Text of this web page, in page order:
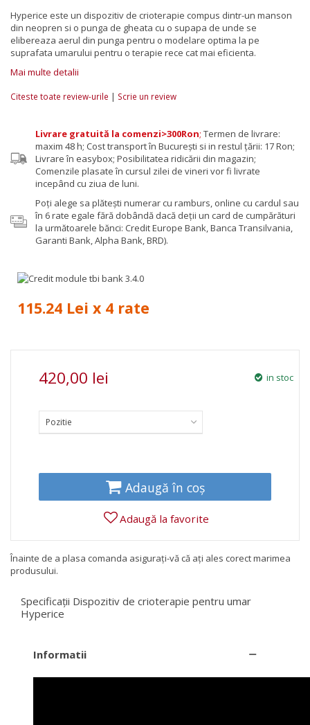
Hyperice este un dispozitiv de crioterapie compus dintr-un manson
din neopren si o punga de gheata cu o supapa de unde se
elibereaza aerul din punga pentru o modelare optima la pe
suprafata umarului pentru o terapie rece cat mai eficienta.
Mai multe detalii
Citeste toate review-urile | Scrie un review
Livrare gratuită la comenzi>300Ron; Termen de livrare:
maxim 48 h; Cost transport în București si in restul țării: 17 Ron;
Livrare în easybox; Posibilitatea ridicării din magazin;
Comenzile plasate în cursul zilei de vineri vor fi livrate
incepând cu ziua de luni.
Poţi alege sa plăteşti numerar cu ramburs, online cu cardul sau
în 6 rate egale fără dobândă dacă deții un card de cumpărături
la următoarele bănci: Credit Europe Bank, Banca Transilvania,
Garanti Bank, Alpha Bank, BRD).
115.24 Lei x 4 rate
420,00 lei in stoc
Pozitie
Adaugă în coș
Adaugă la favorite
Înainte de a plasa comanda asigurați-vă că ați ales corect marimea
produsului.
Specificații Dispozitiv de crioterapie pentru umar
Hyperice
Informatii